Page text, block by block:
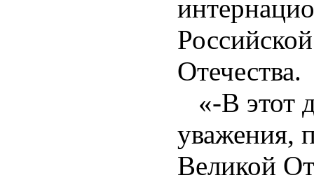
Отечества.
«-В этот
уважения,
Великой